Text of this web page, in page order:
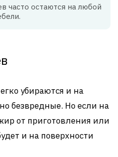
часто остаются на любой
убираются и на
безвредные. Но если на
от приготовления или
и на поверхности